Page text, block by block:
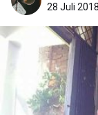
28 Juli 2018